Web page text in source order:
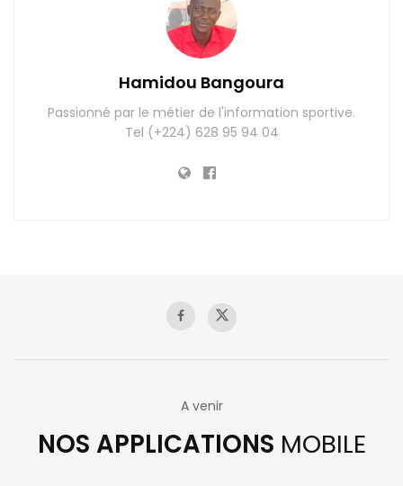
Hamidou Bangoura
Passionné par le métier de l'information sportive.
Tel (+224) 628 95 94 04
A venir
NOS APPLICATIONS MOBILE